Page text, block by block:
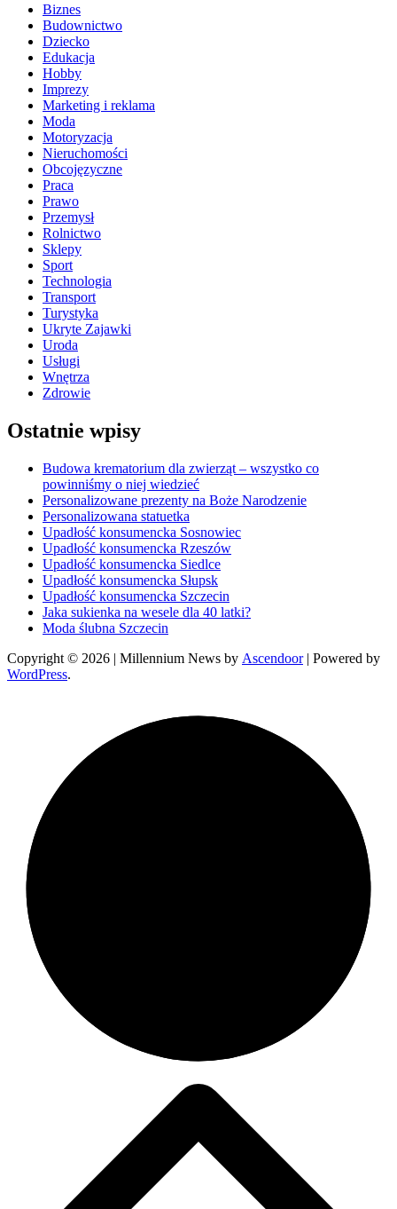
Biznes
Budownictwo
Dziecko
Edukacja
Hobby
Imprezy
Marketing i reklama
Moda
Motoryzacja
Nieruchomości
Obcojęzyczne
Praca
Prawo
Przemysł
Rolnictwo
Sklepy
Sport
Technologia
Transport
Turystyka
Ukryte Zajawki
Uroda
Usługi
Wnętrza
Zdrowie
Ostatnie wpisy
Budowa krematorium dla zwierząt – wszystko co
powinniśmy o niej wiedzieć
Personalizowane prezenty na Boże Narodzenie
Personalizowana statuetka
Upadłość konsumencka Sosnowiec
Upadłość konsumencka Rzeszów
Upadłość konsumencka Siedlce
Upadłość konsumencka Słupsk
Upadłość konsumencka Szczecin
Jaka sukienka na wesele dla 40 latki?
Moda ślubna Szczecin
Copyright © 2026 | Millennium News by Ascendoor| Powered by
WordPress.